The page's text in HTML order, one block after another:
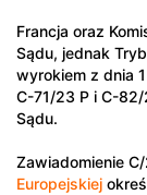
Francja oraz
Sądu, jednak
wyrokiem z dnia
C-71/23 P i C-82/
Sądu.
Zawiadomienie
Europejskiej